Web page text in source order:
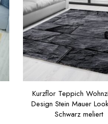
Kurzflor Teppich
Design Stein Mauer
Schwarz meliert